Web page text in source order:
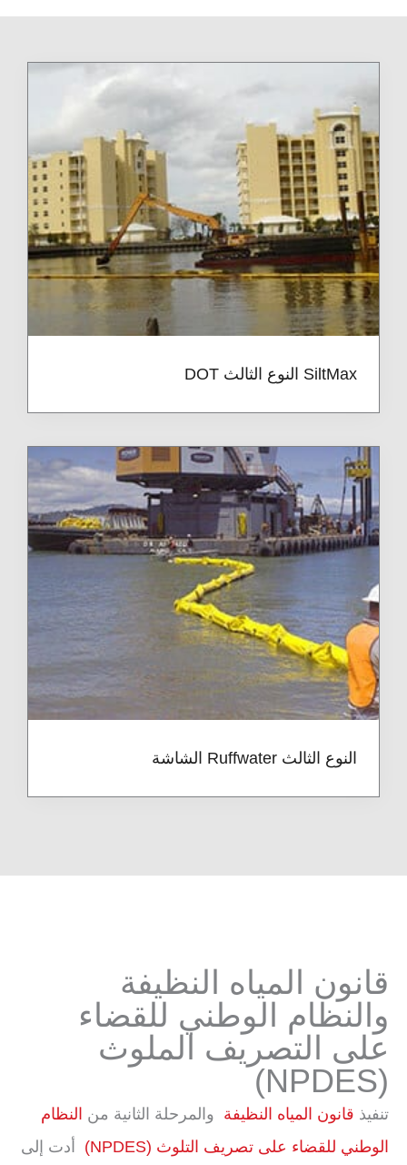
SiltMax النوع الثالث DOT
النوع الثالث Ruffwater الشاشة
قانون المياه النظيفة
والنظام الوطني للقضاء
على التصريف الملوث
(NPDES)
تنفيذ قانون المياه النظيفة والمرحلة الثانية من النظام
الوطني للقضاء على تصريف التلوث (NPDES)
أدت إلى